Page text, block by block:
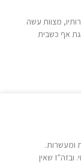
מצוות עשה
אף כשבית
ומעשרות.
ובזה"ז שאין